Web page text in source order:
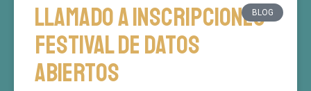
BLOG
Llamado a inscripciones
Festival de Datos
Abiertos